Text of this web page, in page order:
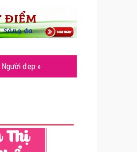
Người đẹp »